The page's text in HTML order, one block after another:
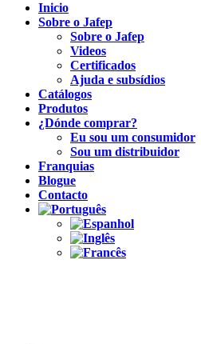
Inicio
Sobre o Jafep
Sobre o Jafep
Videos
Certificados
Ajuda e subsídios
Catálogos
Produtos
¿Dónde comprar?
Eu sou um consumidor
Sou um distribuidor
Franquias
Blogue
Contacto